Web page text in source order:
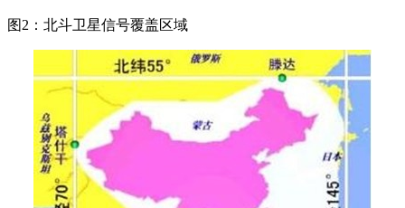
图2：北斗卫星信号覆盖区域